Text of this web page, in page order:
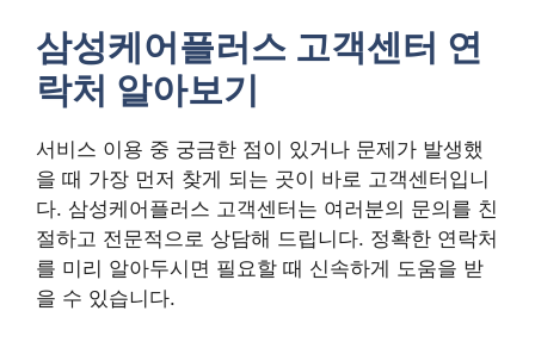
삼성케어플러스 고객센터 연
락처 알아보기
서비스 이용 중 궁금한 점이 있거나 문제가 발생했
을 때 가장 먼저 찾게 되는 곳이 바로 고객센터입니
다. 삼성케어플러스 고객센터는 여러분의 문의를 친
절하고 전문적으로 상담해 드립니다. 정확한 연락처
를 미리 알아두시면 필요할 때 신속하게 도움을 받
을 수 있습니다.